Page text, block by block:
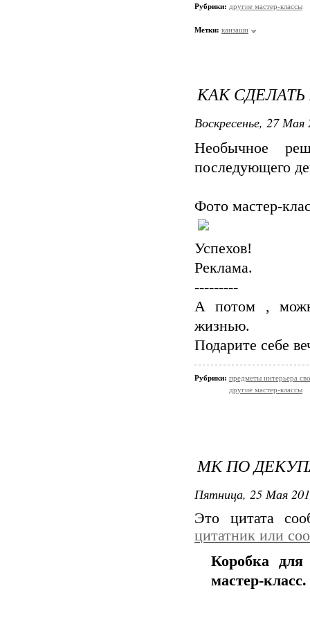
Рубрики: другие мастер-классы
Метки: канзаши
КАК
Воскресенье, 27
Необычное
последующего
Фото мастер-
Успехов!
Реклама.
---------
А потом ,
жизнью.
Подарите себе
Рубрики: предметы интерьера
другие мастер-классы
МК ПО
Пятница, 25 Мая
Это цитата
цитатник или
Коробка
мастер-класс.